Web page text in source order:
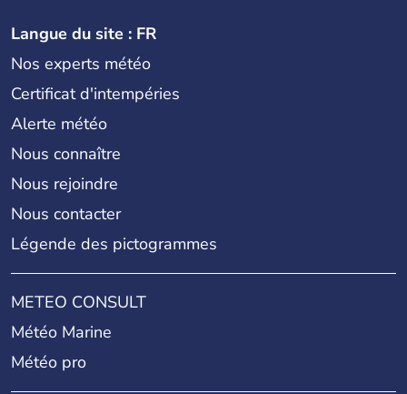
Langue du site : FR
Nos experts météo
Certificat d'intempéries
Alerte météo
Nous connaître
Nous rejoindre
Nous contacter
Légende des pictogrammes
METEO CONSULT
Météo Marine
Météo pro